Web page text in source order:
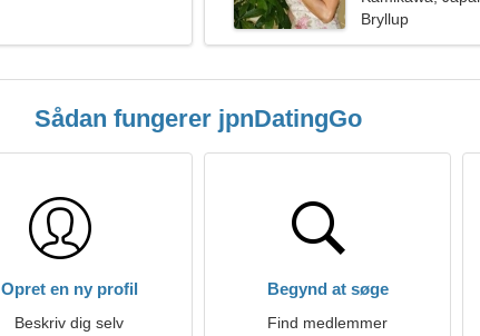
Bryllup
Sådan fungerer jpnDatingGo
Opret en ny profil
Beskriv dig selv
Begynd at søge
Find medlemmer